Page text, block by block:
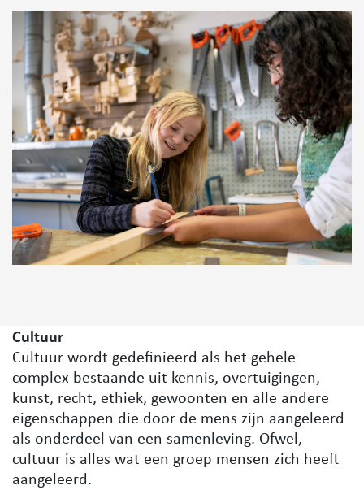
Cultuur
Cultuur wordt gedefinieerd als het gehele
complex bestaande uit kennis, overtuigingen,
kunst, recht, ethiek, gewoonten en alle andere
eigenschappen die door de mens zijn aangeleerd
als onderdeel van een samenleving. Ofwel,
cultuur is alles wat een groep mensen zich heeft
aangeleerd.